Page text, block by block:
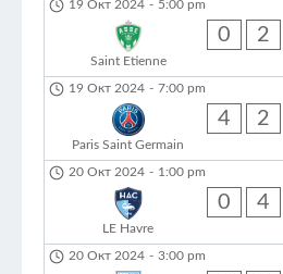
19 Окт 2024 - 5:00 pm
Saint Etienne
0 2
19 Окт 2024 - 7:00 pm
Paris Saint Germain
4 2
20 Окт 2024 - 1:00 pm
LE Havre
0 4
20 Окт 2024 - 3:00 pm